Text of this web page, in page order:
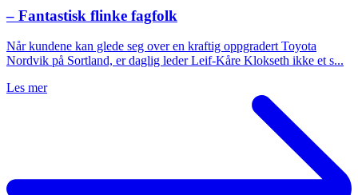
– Fantastisk flinke fagfolk
Når kundene kan glede seg over en kraftig oppgradert Toyota
Nordvik på Sortland, er daglig leder Leif-Kåre Klokseth ikke et s...
Les mer